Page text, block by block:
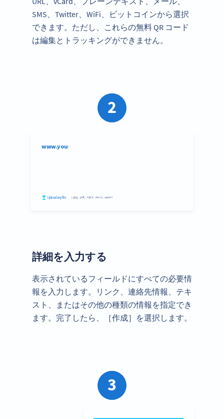
SMS、Twitter、WiFi、ビットコインから選択
できます。ただし、これらの無料 QR コード
は編集とトラッキングができません。
2
詳細を入力する
表示されているフィールドにすべての必要情
報を入力します。リンク、連絡先情報、テキ
スト、またはその他の種類の情報を指定でき
ます。完了したら、［作成］を選択します。
3